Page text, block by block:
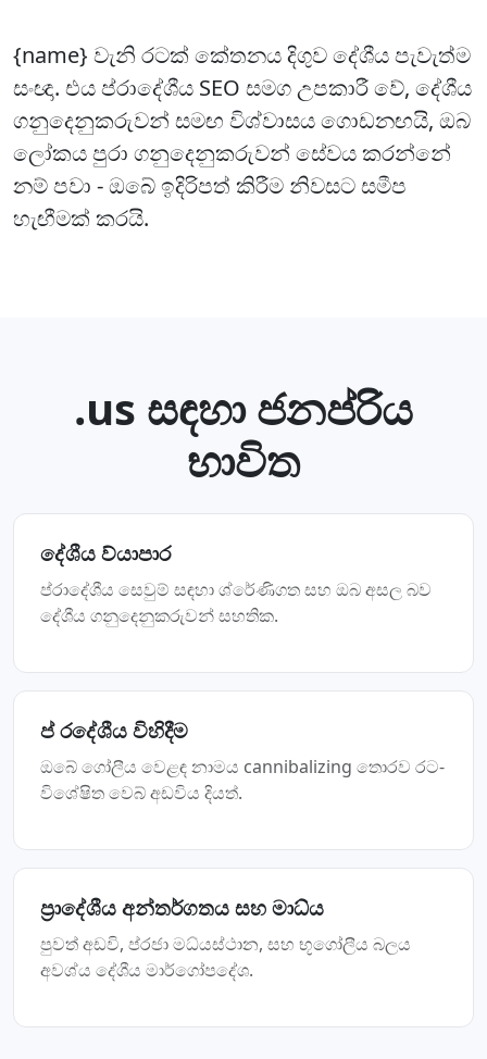
{name} වැනි රටක් කේතනය දිගුව දේශීය පැවැත්ම
සංඥා. එය ප්රාදේශීය SEO සමග උපකාරී වේ, දේශීය
ගනුදෙනුකරුවන් සමඟ විශ්වාසය ගොඩනඟයි, ඔබ
ලෝකය පුරා ගනුදෙනුකරුවන් සේවය කරන්නේ
නම් පවා - ඔබේ ඉදිරිපත් කිරීම නිවසට සමීප
හැඟීමක් කරයි.
.us සඳහා ජනප්රිය
භාවිත
දේශීය ව්යාපාර
ප්රාදේශීය සෙවුම් සඳහා ශ්රේණිගත සහ ඔබ අසල බව
දේශීය ගනුදෙනුකරුවන් සහතික.
ප් රදේශීය විහිදීම
ඔබේ ගෝලීය වෙළඳ නාමය cannibalizing තොරව රට-
විශේෂිත වෙබ් අඩවිය දියත්.
ප්‍රාදේශීය අන්තර්ගතය සහ මාධ්ය
පුවත් අඩවි, ප්රජා මධ්යස්ථාන, සහ භූගෝලීය බලය
අවශ්ය දේශීය මාර්ගෝපදේශ.